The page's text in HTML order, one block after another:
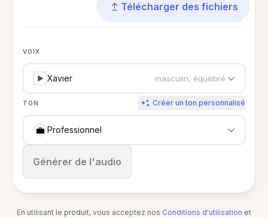
Télécharger des fichiers
VOIX
Xavier masculin, équilibré
TON Créer un ton personnalisé
💼 Professionnel
Générer de l'audio
Arrêter
En utilisant le produit, vous acceptez nos Conditions d'utilisation et